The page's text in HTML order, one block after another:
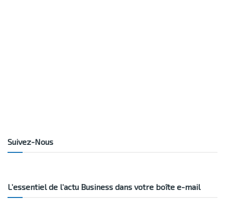
Suivez-Nous
L’essentiel de l’actu Business dans votre boîte e-mail